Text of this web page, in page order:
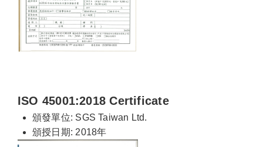
ISO 45001:2018 Certificate
頒發單位: SGS Taiwan Ltd.
頒授日期: 2018年